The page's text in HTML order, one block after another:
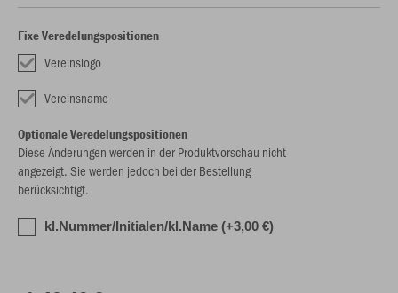
Fixe Veredelungspositionen
Vereinslogo
Vereinsname
Optionale Veredelungspositionen
Diese Änderungen werden in der Produktvorschau nicht
angezeigt. Sie werden jedoch bei der Bestellung
berücksichtigt.
kl.Nummer/Initialen/kl.Name (+3,00 €)